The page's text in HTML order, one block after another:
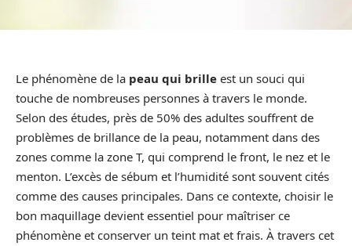
Le phénomène de la peau qui brille est un souci qui
touche de nombreuses personnes à travers le monde.
Selon des études, près de 50% des adultes souffrent de
problèmes de brillance de la peau, notamment dans des
zones comme la zone T, qui comprend le front, le nez et le
menton. L’excès de sébum et l’humidité sont souvent cités
comme des causes principales. Dans ce contexte, choisir le
bon maquillage devient essentiel pour maîtriser ce
phénomène et conserver un teint mat et frais. À travers cet